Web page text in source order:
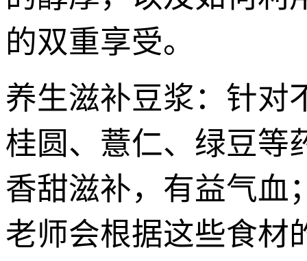
的双重享受。
养生滋补豆浆：针对
桂圆、薏仁、绿豆等
香甜滋补，有益气血
老师会根据这些食材